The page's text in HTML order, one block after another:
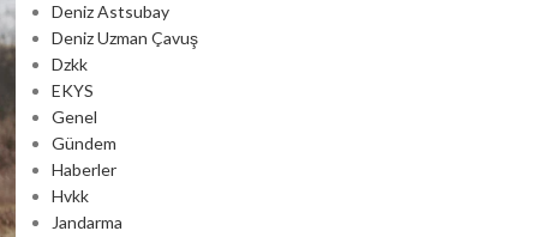
Deniz Astsubay
Deniz Uzman Çavuş
Dzkk
EKYS
Genel
Gündem
Haberler
Hvkk
Jandarma